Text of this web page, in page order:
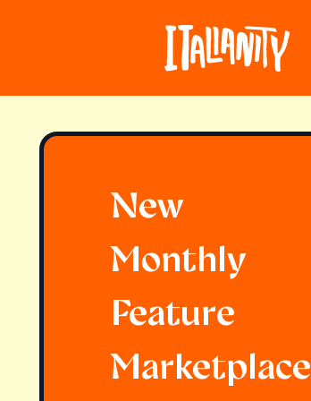
New
Monthly
Feature
Marketplace